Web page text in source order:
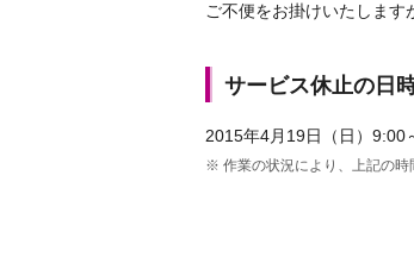
ご不便をお掛けいたします
サービス休止の日
2015年4月19日（日）9:00
※ 作業の状況により、上記の時